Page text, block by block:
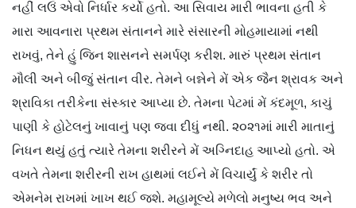
નહીં લઉં એવો નિર્ધાર કર્યો હતો. આ સિવાય મારી ભાવના હતી કે
મારા આવનારા પ્રથમ સંતાનને મારે સંસારની મોહમાયામાં નથી
રાખવું, તેને હું જિન શાસનને સમર્પણ કરીશ. મારું પ્રથમ સંતાન
મૌલી અને બીજું સંતાન વીર. તેમને બન્નેને મેં એક જૈન શ્રાવક અને
શ્રાવિકા તરીકેના સંસ્કાર આપ્યા છે. તેમના પેટમાં મેં કંદમૂળ, કાચું
પાણી કે હોટેલનું ખાવાનું પણ જવા દીધું નથી. ૨૦૨૧માં મારી માતાનું
નિધન થયું હતું ત્યારે તેમના શરીરને મેં અગ્નિદાહ આપ્યો હતો. એ
વખતે તેમના શરીરની રાખ હાથમાં લઈને મેં વિચાર્યું કે શરીર તો
એમનેમ રાખમાં ખાખ થઈ જશે. મહામૂલ્યે મળેલો મનુષ્ય ભવ અને